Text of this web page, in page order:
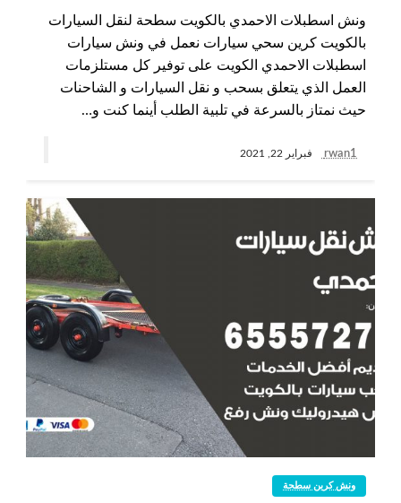
ونش اسطبلات الاحمدي بالكويت سطحة لنقل السيارات
بالكويت كرين سحي سيارات نعمل في ونش سيارات
اسطبلات الاحمدي الكويت على توفير كل مستلزمات
العمل الذي يتعلق بسحب و نقل السيارات و الشاحنات
حيث نمتاز بالسرعة في تلبية الطلب أينما كنت و…
rwan1 فبراير 22, 2021
ونش كرين سطحة